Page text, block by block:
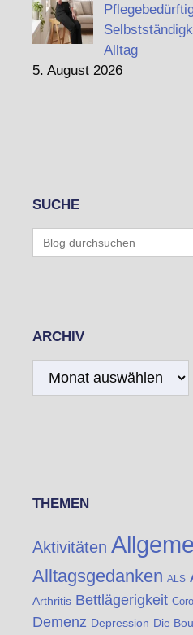
Alltag
5. August 2026
SUCHE
for:
ARCHIV
Archiv
THEMEN
Aktivitäten
Alltagsgedanken ALS
Arthritis Bettlägerigkeit
Demenz Depression Die